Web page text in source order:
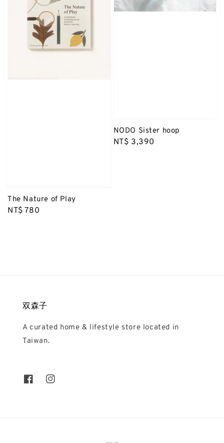
The Nature of Play
Regular
NT$ 780
NODO Sister hoop
Regular
NT$ 3,390
双森子
A curated home & lifestyle store located in
Taiwan.